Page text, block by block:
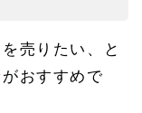
売りたい、と
がおすすめで